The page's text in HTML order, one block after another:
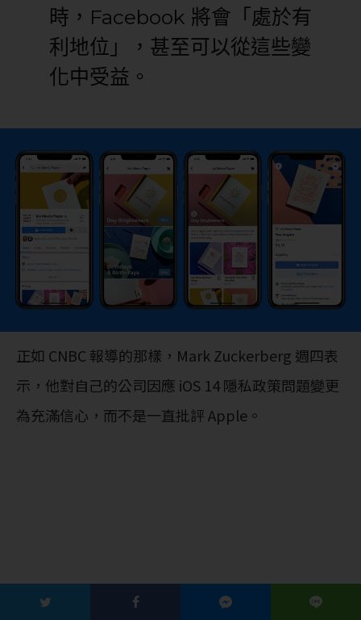
時，Facebook 將會「處於有
利地位」，甚至可以從這些變
化中受益。
正如 CNBC 報導的那樣，Mark Zuckerberg 週四表
示，他對自己的公司因應 iOS 14 隱私政策問題變更
為充滿信心，而不是一直批評 Apple。